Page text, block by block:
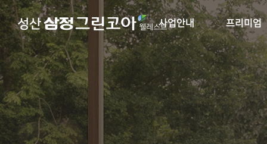
사업안내
사업개요
브랜드소개
오시는길
프리미엄
입지환경
단지설계
단지 및 동호수배
커뮤니티